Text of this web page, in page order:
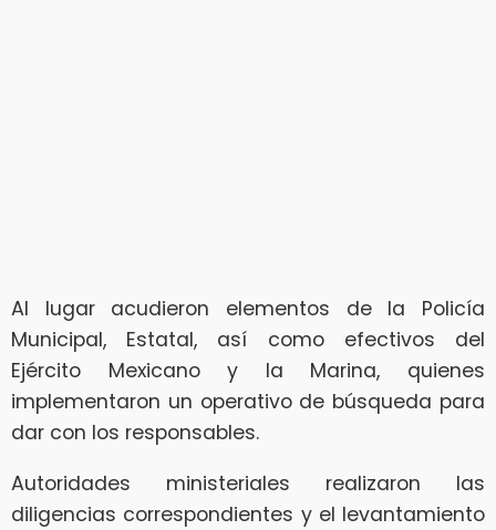
Al lugar acudieron elementos de la Policía
Municipal, Estatal, así como efectivos del
Ejército Mexicano y la Marina, quienes
implementaron un operativo de búsqueda para
dar con los responsables.
Autoridades ministeriales realizaron las
diligencias correspondientes y el levantamiento